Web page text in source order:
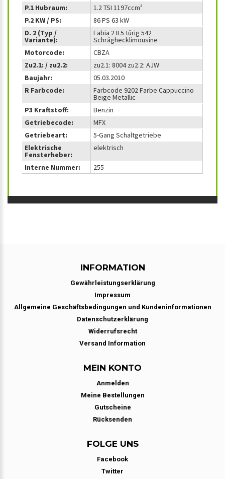
P.1 Hubraum:
1.2 TSI 1197ccm³
P.2 KW / PS:
86 PS 63 kW
D. 2 (Typ /
Variante):
Fabia 2 II 5 türig 542
Schräghecklimousine
Motorcode:
CBZA
Zu2.1: / zu2.2:
zu2.1: 8004 zu2.2: AJW
Baujahr:
05.03.2010
R Farbcode:
Farbcode 9202 Farbe Cappuccino
Beige Metallic
P3 Kraftstoff:
Benzin
Getriebecode:
MFX
Getriebeart:
5-Gang Schaltgetriebe
Elektrische
Fensterheber:
elektrisch
Interne Nummer: 255
INFORMATION
Gewährleistungserklärung
Impressum
Allgemeine Geschäftsbedingungen und Kundeninformationen
Datenschutzerklärung
Widerrufsrecht
Versand Information
MEIN KONTO
Anmelden
Meine Bestellungen
Gutscheine
Rücksenden
FOLGE UNS
Facebook
Twitter